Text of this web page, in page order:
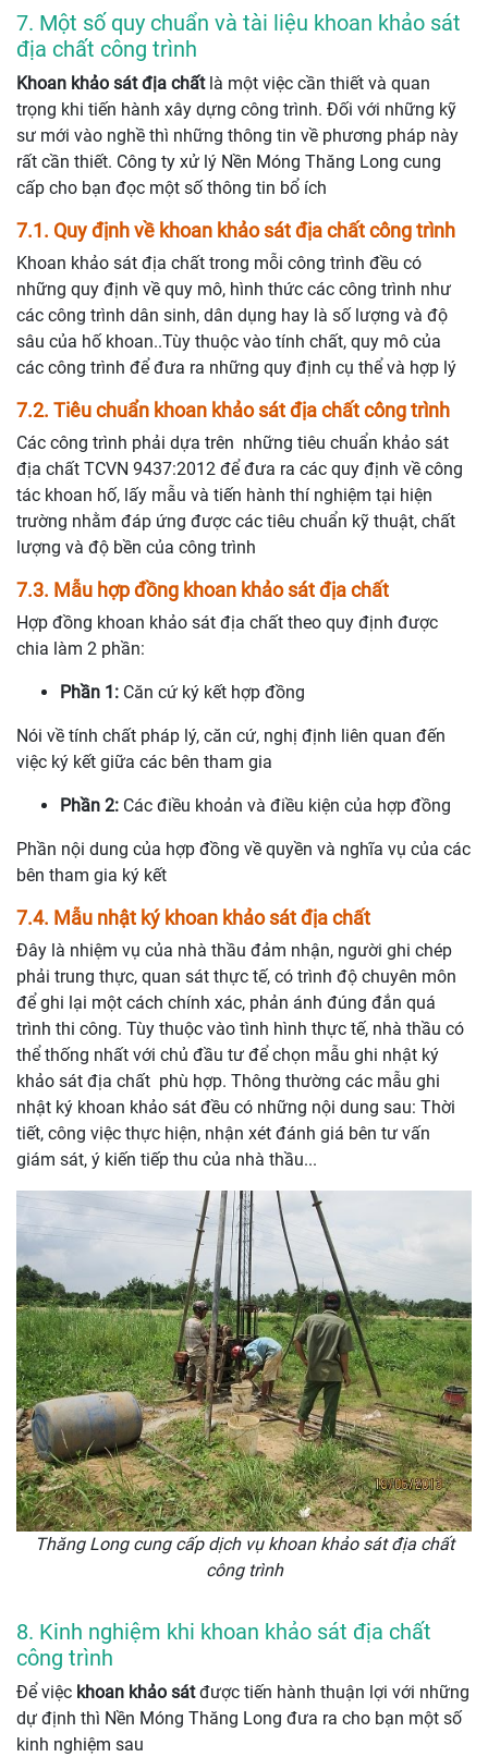
7. Một số quy chuẩn và tài liệu khoan khảo sát
địa chất công trình
Khoan khảo sát địa chấtlà một việc cần thiết và quan
trọng khi tiến hành xây dựng công trình. Đối với những kỹ
sư mới vào nghề thì những thông tin về phương pháp này
rất cần thiết. Công ty xử lý Nền Móng Thăng Long cung
cấp cho bạn đọc một số thông tin bổ ích
7.1. Quy định về khoan khảo sát địa chất công trình
Khoan khảo sát địa chất trong mỗi công trình đều có
những quy định về quy mô, hình thức các công trình như
các công trình dân sinh, dân dụng hay là số lượng và độ
sâu của hố khoan..Tùy thuộc vào tính chất, quy mô của
các công trình để đưa ra những quy định cụ thể và hợp lý
7.2. Tiêu chuẩn khoan khảo sát địa chất công trình
Các công trình phải dựa trên những tiêu chuẩn khảo sát
địa chất TCVN 9437:2012 để đưa ra các quy định về công
tác khoan hố, lấy mẫu và tiến hành thí nghiệm tại hiện
trường nhằm đáp ứng được các tiêu chuẩn kỹ thuật, chất
lượng và độ bền của công trình
7.3. Mẫu hợp đồng khoan khảo sát địa chất
Hợp đồng khoan khảo sát địa chất theo quy định được
chia làm 2 phần:
Phần 1: Căn cứ ký kết hợp đồng
Nói về tính chất pháp lý, căn cứ, nghị định liên quan đến
việc ký kết giữa các bên tham gia
Phần 2: Các điều khoản và điều kiện của hợp đồng
Phần nội dung của hợp đồng về quyền và nghĩa vụ của các
bên tham gia ký kết
7.4. Mẫu nhật ký khoan khảo sát địa chất
Đây là nhiệm vụ của nhà thầu đảm nhận, người ghi chép
phải trung thực, quan sát thực tế, có trình độ chuyên môn
để ghi lại một cách chính xác, phản ánh đúng đắn quá
trình thi công. Tùy thuộc vào tình hình thực tế, nhà thầu có
thể thống nhất với chủ đầu tư để chọn mẫu ghi nhật ký
khảo sát địa chất phù hợp. Thông thường các mẫu ghi
nhật ký khoan khảo sát đều có những nội dung sau: Thời
tiết, công việc thực hiện, nhận xét đánh giá bên tư vấn
giám sát, ý kiến tiếp thu của nhà thầu...
Thăng Long cung cấp dịch vụ khoan khảo sát địa chất
công trình
8. Kinh nghiệm khi khoan khảo sát địa chất
công trình
Để việc khoan khảo sátđược tiến hành thuận lợi với những
dự định thì Nền Móng Thăng Long đưa ra cho bạn một số
kinh nghiệm sau